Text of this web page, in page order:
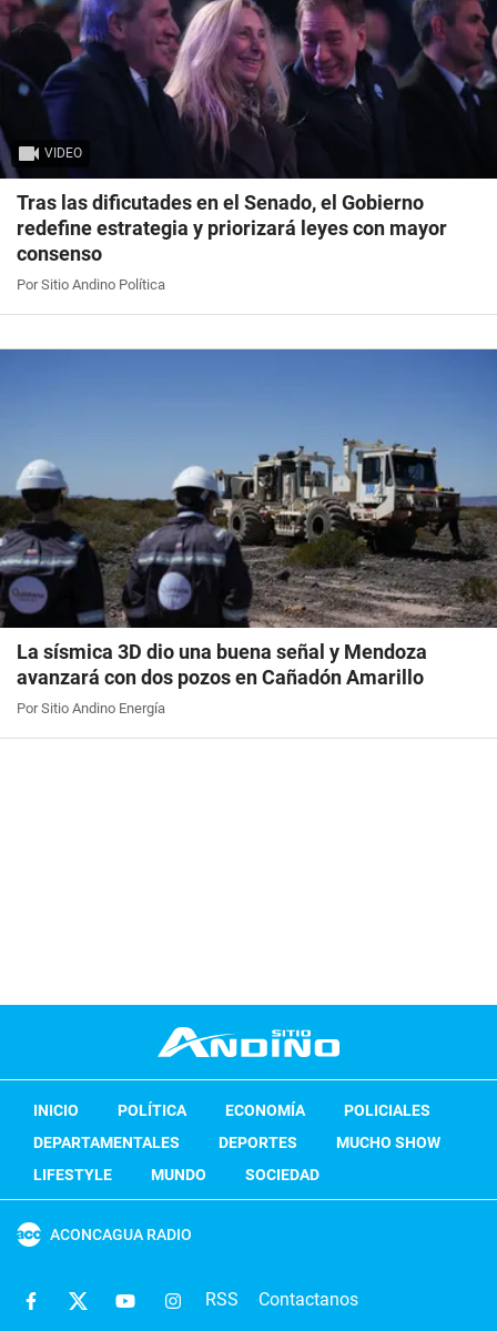
VIDEO
Tras las dificutades en el Senado, el Gobierno
redefine estrategia y priorizará leyes con mayor
consenso
Por Sitio Andino Política
La sísmica 3D dio una buena señal y Mendoza
avanzará con dos pozos en Cañadón Amarillo
Por Sitio Andino Energía
INICIO POLÍTICA ECONOMÍA
POLICIALES
DEPARTAMENTALES
DEPORTES
MUCHO SHOW
LIFESTYLE
MUNDO SOCIEDAD
ACONCAGUA RADIO
RSS Contactanos